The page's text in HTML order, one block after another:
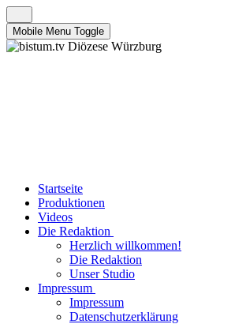
Mobile Menu Toggle
Startseite
Produktionen
Videos
Die Redaktion
Herzlich willkommen!
Die Redaktion
Unser Studio
Impressum
Impressum
Datenschutzerklärung